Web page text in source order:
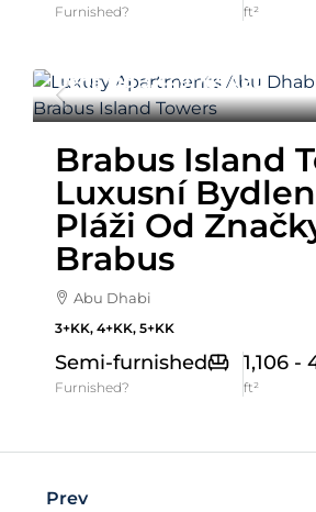
Furnished? ft²
Cena Od3,449,769AED
Brabus Island
Luxusní
Pláži Od
Brabus
Abu Dhabi
3+KK, 4+KK, 5+KK
Semi-furnished
Furnished?
1,106 -
ft²
Prev